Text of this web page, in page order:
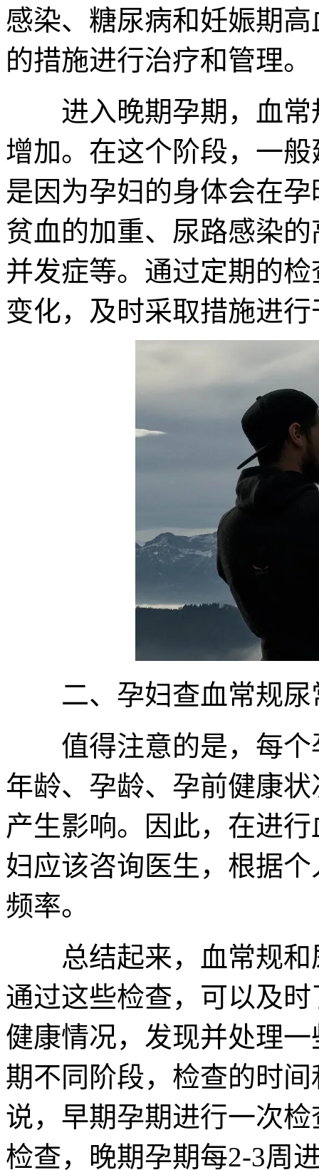
感染、糖尿病和妊娠期
的措施进行治疗和管理。
进入晚期孕期，血常
增加。在这个阶段，一
是因为孕妇的身体会在
贫血的加重、尿路感染
并发症等。通过定期的
变化，及时采取措施进
二、孕妇查血常规尿
值得注意的是，每个
年龄、孕龄、孕前健康
产生影响。因此，在进
妇应该咨询医生，根据
频率。
总结起来，血常规和
通过这些检查，可以及
健康情况，发现并处理
期不同阶段，检查的时
说，早期孕期进行一次
检查，晚期孕期每2-3周